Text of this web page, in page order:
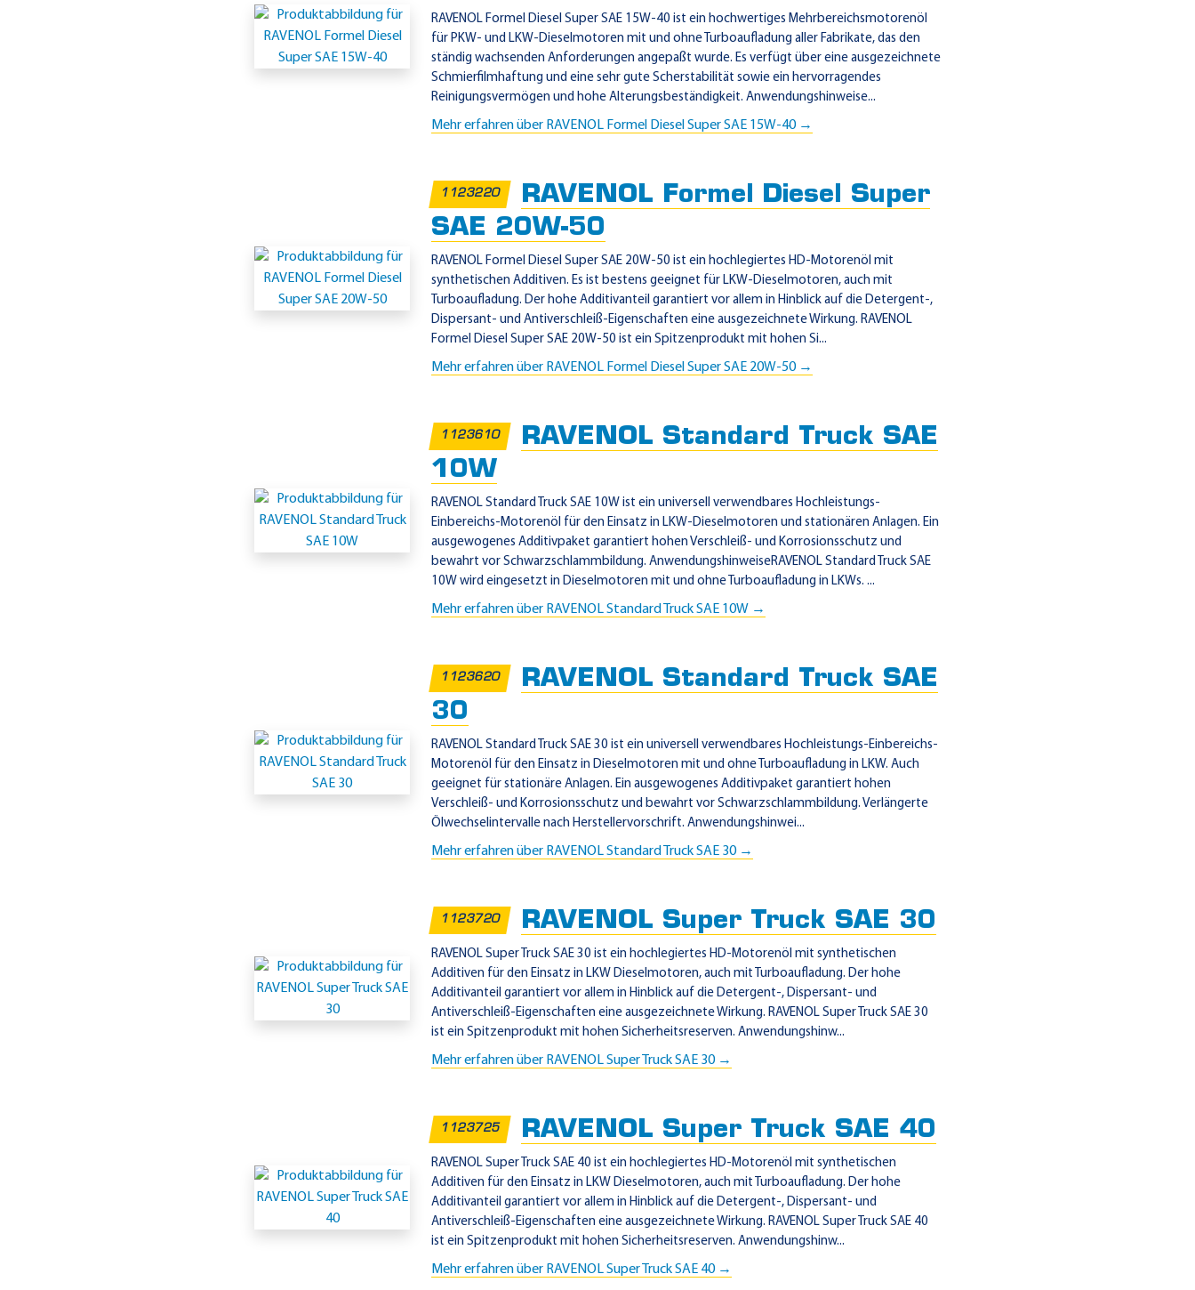
RAVENOL Formel Diesel Super SAE 15W-40 ist ein hochwertiges Mehrbereichsmotorenöl
für PKW- und LKW-Dieselmotoren mit und ohne Turboaufladung aller Fabrikate, das den
ständig wachsenden Anforderungen angepaßt wurde. Es verfügt über eine ausgezeichnete
Schmierfilmhaftung und eine sehr gute Scherstabilität sowie ein hervorragendes
Reinigungsvermögen und hohe Alterungsbeständigkeit. Anwendungshinweise...
Mehr erfahren über RAVENOL Formel Diesel Super SAE 15W-40 →
1123220
RAVENOL Formel Diesel Super
SAE 20W-50
RAVENOL Formel Diesel Super SAE 20W-50 ist ein hochlegiertes HD-Motorenöl mit
synthetischen Additiven. Es ist bestens geeignet für LKW-Dieselmotoren, auch mit
Turboaufladung. Der hohe Additivanteil garantiert vor allem in Hinblick auf die Detergent-,
Dispersant- und Antiverschleiß-Eigenschaften eine ausgezeichnete Wirkung. RAVENOL
Formel Diesel Super SAE 20W-50 ist ein Spitzenprodukt mit hohen Si...
Mehr erfahren über RAVENOL Formel Diesel Super SAE 20W-50 →
1123610
RAVENOL Standard Truck SAE
10W
RAVENOL Standard Truck SAE 10W ist ein universell verwendbares Hochleistungs-
Einbereichs-Motorenöl für den Einsatz in LKW-Dieselmotoren und stationären Anlagen. Ein
ausgewogenes Additivpaket garantiert hohen Verschleiß- und Korrosionsschutz und
bewahrt vor Schwarzschlammbildung. AnwendungshinweiseRAVENOL Standard Truck SAE
10W wird eingesetzt in Dieselmotoren mit und ohne Turboaufladung in LKWs. ...
Mehr erfahren über RAVENOL Standard Truck SAE 10W →
1123620
RAVENOL Standard Truck SAE
30
RAVENOL Standard Truck SAE 30 ist ein universell verwendbares Hochleistungs-Einbereichs-
Motorenöl für den Einsatz in Dieselmotoren mit und ohne Turboaufladung in LKW. Auch
geeignet für stationäre Anlagen. Ein ausgewogenes Additivpaket garantiert hohen
Verschleiß- und Korrosionsschutz und bewahrt vor Schwarzschlammbildung. Verlängerte
Ölwechselintervalle nach Herstellervorschrift. Anwendungshinwei...
Mehr erfahren über RAVENOL Standard Truck SAE 30 →
1123720 RAVENOL Super Truck SAE 30
RAVENOL Super Truck SAE 30 ist ein hochlegiertes HD-Motorenöl mit synthetischen
Additiven für den Einsatz in LKW Dieselmotoren, auch mit Turboaufladung. Der hohe
Additivanteil garantiert vor allem in Hinblick auf die Detergent-, Dispersant- und
Antiverschleiß-Eigenschaften eine ausgezeichnete Wirkung. RAVENOL Super Truck SAE 30
ist ein Spitzenprodukt mit hohen Sicherheitsreserven. Anwendungshinw...
Mehr erfahren über RAVENOL Super Truck SAE 30 →
1123725 RAVENOL Super Truck SAE 40
RAVENOL Super Truck SAE 40 ist ein hochlegiertes HD-Motorenöl mit synthetischen
Additiven für den Einsatz in LKW Dieselmotoren, auch mit Turboaufladung. Der hohe
Additivanteil garantiert vor allem in Hinblick auf die Detergent-, Dispersant- und
Antiverschleiß-Eigenschaften eine ausgezeichnete Wirkung. RAVENOL Super Truck SAE 40
ist ein Spitzenprodukt mit hohen Sicherheitsreserven. Anwendungshinw...
Mehr erfahren über RAVENOL Super Truck SAE 40 →